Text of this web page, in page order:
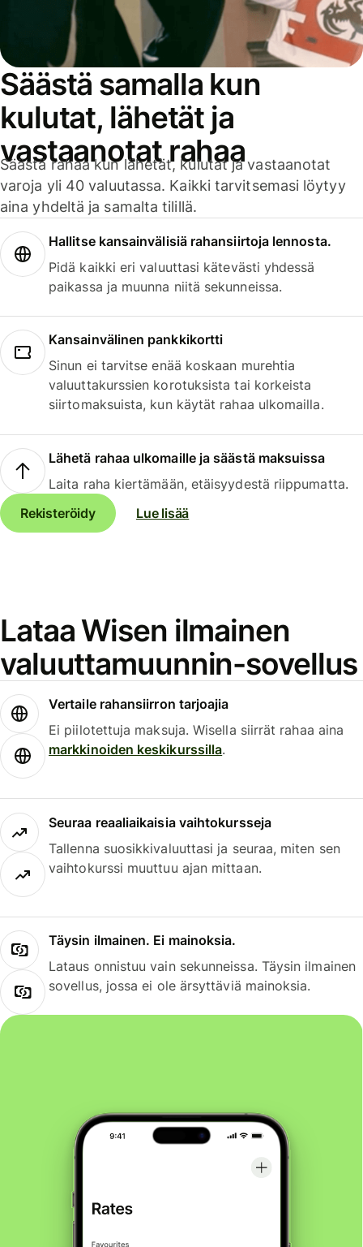
Säästä samalla kun
kulutat, lähetät ja
vastaanotat rahaa
Säästä rahaa kun lähetät, kulutat ja vastaanotat
varoja yli 40 valuutassa. Kaikki tarvitsemasi löytyy
aina yhdeltä ja samalta tilillä.
Hallitse kansainvälisiä rahansiirtoja lennosta.
Pidä kaikki eri valuuttasi kätevästi yhdessä
paikassa ja muunna niitä sekunneissa.
Kansainvälinen pankkikortti
Sinun ei tarvitse enää koskaan murehtia
valuuttakurssien korotuksista tai korkeista
siirtomaksuista, kun käytät rahaa ulkomailla.
Lähetä rahaa ulkomaille ja säästä maksuissa
Laita raha kiertämään, etäisyydestä riippumatta.
Rekisteröidy
Lue lisää
Lataa Wisen ilmainen
valuuttamuunnin-sovellus
Vertaile rahansiirron tarjoajia
Ei piilotettuja maksuja. Wisella siirrät rahaa aina
markkinoiden keskikurssilla.
Seuraa reaaliaikaisia vaihtokursseja
Tallenna suosikkivaluuttasi ja seuraa, miten sen
vaihtokurssi muuttuu ajan mittaan.
Täysin ilmainen. Ei mainoksia.
Lataus onnistuu vain sekunneissa. Täysin ilmainen
sovellus, jossa ei ole ärsyttäviä mainoksia.